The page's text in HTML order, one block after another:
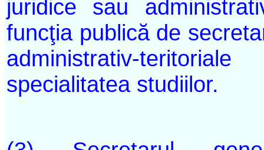
juridice sau
funcţia publică de
administrativ-
specialitatea studiilor.